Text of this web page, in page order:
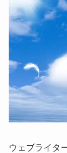
ウェブライタ